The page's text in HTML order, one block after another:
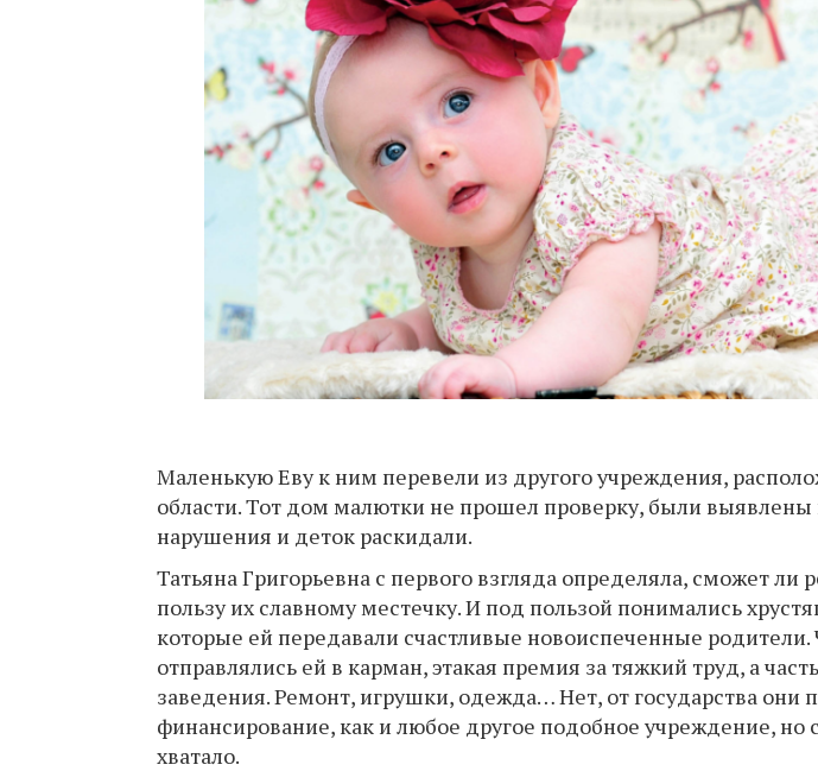
Маленькую Еву к ним перевели из другого учреждения,
области. Тот дом малютки не прошел проверку, были выявлены
нарушения и деток раскидали.
Татьяна Григорьевна с первого взгляда определяла, сможет ли
пользу их славному местечку. И под пользой понимались
которые ей передавали счастливые новоиспеченные родители.
отправлялись ей в карман, этакая премия за тяжкий труд, а
заведения. Ремонт, игрушки, одежда… Нет, от государства они
финансирование, как и любое другое подобное учреждение, но
хватало.